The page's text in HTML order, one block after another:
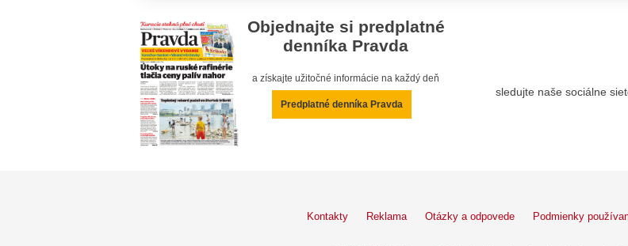
Objednajte si predplatné
denníka Pravda
a získajte užitočné informácie na každý deň
Predplatné denníka Pravda
sledujte naše sociálne
Kontakty Reklama Otázky a odpovede Podmienky